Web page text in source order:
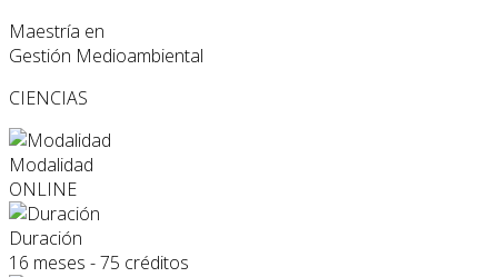
Maestría en
Gestión Medioambiental
CIENCIAS
Modalidad
ONLINE
Duración
16 meses - 75 créditos